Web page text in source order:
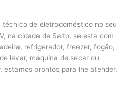
técnico de eletrodoméstico no seu
na cidade de Salto, se esta com
refrigerador, freezer, fogão,
lavar, máquina de secar ou
estamos prontos para lhe atender.